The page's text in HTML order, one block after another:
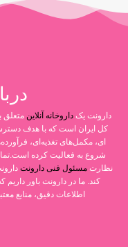
دارونت یکداروخانه آنلاین متعلق
کل ایران است که با هدف
شروع به فعالیت کرده
نظارتمسئول فنی دارونت
کند. ما در دارونت باور
اطلاعات دقیق، منابع